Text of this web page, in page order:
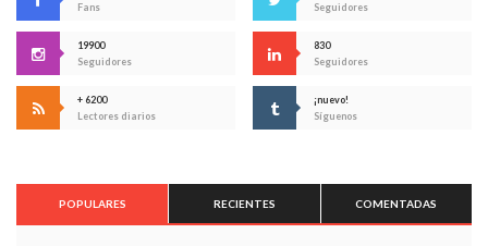
Fans
Seguidores
19900
Seguidores
830
Seguidores
+ 6200
Lectores diarios
¡nuevo!
Síguenos
POPULARES RECIENTES COMENTADAS